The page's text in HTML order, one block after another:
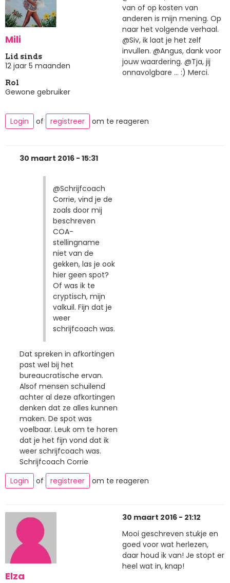
Mili
Lid sinds
12 jaar 5 maanden
Rol
Gewone gebruiker
van of op kosten van
anderen is mijn mening. Op
naar het volgende verhaal.
@Siv, ik laat je het zelf
invullen. @Angus, dank voor
jouw waardering. @Tja, jij
onnavolgbare ... :) Merci.
Login of registreer om te reageren
30 maart 2016 - 15:31
@Schrijfcoach
Corrie, vind je de
zoals door mij
beschreven
COA-
stellingname
niet van de
gekken, las je ook
hier geen spot?
Of was ik te
cryptisch, mijn
valkuil. Fijn dat je
weer
schrijfcoach was.
Dat spreken in afkortingen
past wel bij het
bureaucratische ervan.
Alsof mensen schuilend
achter al deze afkortingen
denken dat ze alles kunnen
maken. De spot was
voelbaar. Leuk om te horen
dat je het fijn vond dat ik
weer schrijfcoach was.
Schrijfcoach Corrie
Login
of registreer om te reageren
Elza
30 maart 2016 - 21:12
Mooi geschreven stukje en
goed voor wat herlezen,
daar houd ik van! Je stopt er
heel wat in, knap!